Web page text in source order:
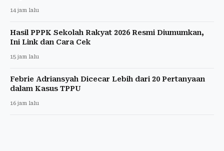
14 jam lalu
Hasil PPPK Sekolah Rakyat 2026 Resmi Diumumkan,
Ini Link dan Cara Cek
15 jam lalu
Febrie Adriansyah Dicecar Lebih dari 20 Pertanyaan
dalam Kasus TPPU
16 jam lalu